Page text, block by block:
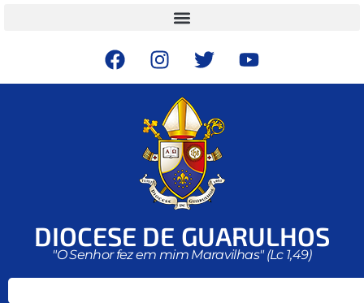
DIOCESE DE GUARULHOS
"O Senhor fez em mim Maravilhas" (Lc 1,49)